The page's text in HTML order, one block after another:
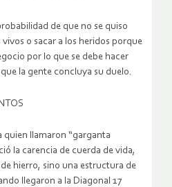
de que no se quiso
o sacar a los heridos porque
por lo que se debe hacer
la gente concluya su duelo.
quien llamaron “garganta
la carencia de cuerda de vida,
hierro, sino una estructura de
llegaron a la Diagonal 17